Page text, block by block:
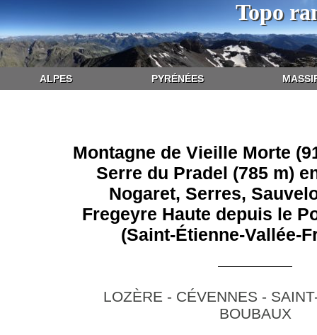
Topo
ALPES PYRÉNÉES
Montagne de Vieille Morte
Serre du Pradel (785 m)
Nogaret, Serres,
Fregeyre Haute depuis le
(Saint-Étienne-Vallée-
LOZÈRE - CÉVENNES -
BOUBAUX